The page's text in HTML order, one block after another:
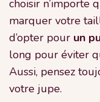
choisir n’importe
marquer votre
d’opter pour un
long pour éviter
Aussi, pensez
votre jupe.